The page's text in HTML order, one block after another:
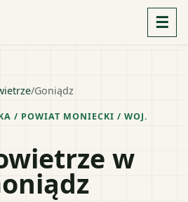
☰
/Goniądz
/ POWIAT MONIECKI / WOJ.
w